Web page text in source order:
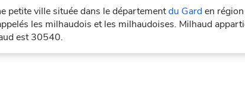
petite ville située dans le départementdu Garden région
les milhaudois et les milhaudoises. Milhaud
est 30540.